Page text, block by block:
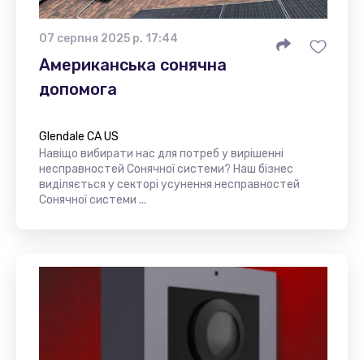
07 серпня 2025 р. 17:44
Американська сонячна
допомога
Glendale CA US
Навіщо вибирати нас для потреб у вирішенні
несправностей Сонячної системи? Наш бізнес
виділяється у секторі усунення несправностей
Сонячної системи ...